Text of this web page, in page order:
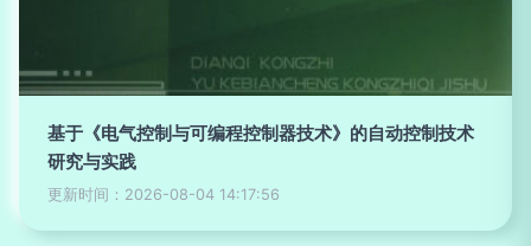
基于《电气控制与可编程控制器技术》的自动控制技术
研究与实践
更新时间：2026-08-04 14:17:56